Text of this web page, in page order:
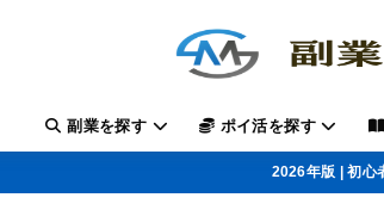
副業を探す ポイ活を探す
2026年版 | 初心